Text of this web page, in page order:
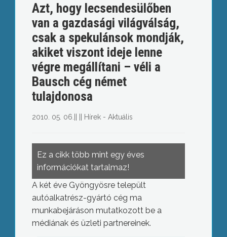
Azt, hogy lecsendesülőben
van a gazdasági világválság,
csak a spekulánsok mondják,
akiket viszont ideje lenne
végre megállítani – véli a
Bausch cég német
tulajdonosa
2010. 05. 06. Hírek - Aktuális
Ez a cikk több mint egy éves
információkat tartalmaz!
A két éve Gyöngyösre települt
autóalkatrész-gyártó cég ma
munkabejáráson mutatkozott be a
médiának és üzleti partnereinek.